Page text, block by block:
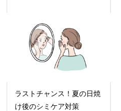
ラストチャンス！夏の日焼
け後のシミケア対策